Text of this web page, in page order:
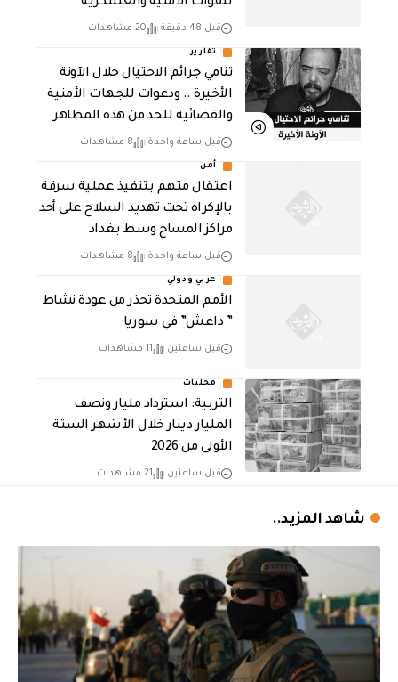
قبل 48 دقيقة 20 مشاهدات
تقارير
تنامي جرائم الاحتيال خلال الآونة
الأخيرة .. ودعوات للجهات الأمنية
والقضائية للحد من هذه المظاهر
قبل ساعة واحدة 8 مشاهدات
أمن
اعتقال متهم بتنفيذ عملية سرقة
بالإكراه تحت تهديد السلاح على أحد
مراكز المساج وسط بغداد
قبل ساعة واحدة 8 مشاهدات
عربي ودولي
الأمم المتحدة تحذر من عودة نشاط
” داعش” في سوريا
قبل ساعتين 11 مشاهدات
محليات
التربية: استرداد مليار ونصف
المليار دينار خلال الأشهر الستة
الأولى من 2026
قبل ساعتين 21 مشاهدات
شاهد المزيد..